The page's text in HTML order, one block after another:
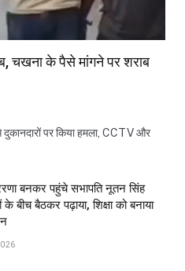
चखना के पैसे मांगने पर शराब
दुकानदारों पर किया हमला, CCTV और
बनकर पहुंचे सभापति नूतन सिंह
बीच बैठकर पढ़ाया, शिक्षा को बनाया